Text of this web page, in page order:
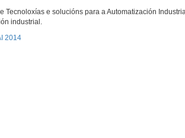
e solucións para a Automatización
industrial.
2014